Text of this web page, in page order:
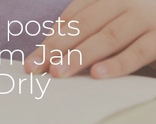
Jan